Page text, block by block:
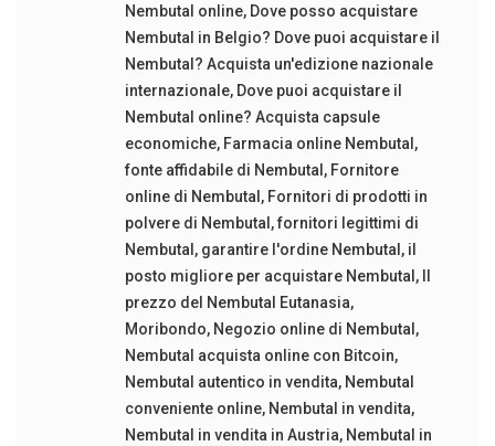
Nembutal online, Dove posso acquistare
Nembutal in Belgio? Dove puoi acquistare il
Nembutal? Acquista un'edizione nazionale
internazionale, Dove puoi acquistare il
Nembutal online? Acquista capsule
economiche, Farmacia online Nembutal ,
fonte affidabile di Nembutal , Fornitore
online di Nembutal , Fornitori di prodotti in
polvere di Nembutal ,fornitori legittimi di
Nembutal , garantire l'ordine Nembutal , il
posto migliore per acquistare Nembutal ,
prezzo del Nembutal Eutanasia,
Moribondo, Negozio online di Nembutal ,
Nembutal acquista online con Bitcoin,
Nembutal autentico in vendita, Nembutal
conveniente online, Nembutal in vendita,
Nembutal in vendita in Austria, Nembutal in